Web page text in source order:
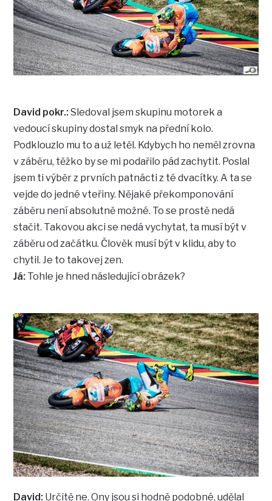
David pokr.: Sledoval jsem skupinu motorek a
vedoucí skupiny dostal smyk na přední kolo.
Podklouzlo mu to a už letěl. Kdybych ho neměl zrovna
v záběru, těžko by se mi podařilo pád zachytit. Poslal
jsem ti výběr z prvních patnácti z té dvacítky. A ta se
vejde do jedné vteřiny. Nějaké překomponování
záběru není absolutně možné. To se prostě nedá
stačit. Takovou akci se nedá vychytat, ta musí být v
záběru od začátku. Člověk musí být v klidu, aby to
chytil. Je to takovej zen.
Já: Tohle je hned následující obrázek?
David: Určitě ne. Ony jsou si hodně podobné, udělal